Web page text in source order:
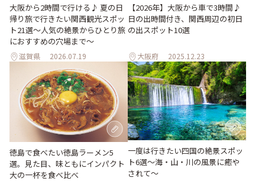
大阪から2時間で行ける♪ 夏の日
帰り旅で行きたい関西観光スポッ
ト21選～人気の絶景からひとり旅
におすすめの穴場まで～
滋賀県 2026.07.19
【2026年】大阪から車で3時間♪
日の出時間付き、関西周辺の初日
の出スポット10選
大阪府 2025.12.23
徳島で食べたい徳島ラーメン5
選。見た目、味ともにインパクト
大の一杯を食べ比べ
一度は行きたい四国の絶景スポッ
ト6選〜海・山・川の風景に癒や
されて〜